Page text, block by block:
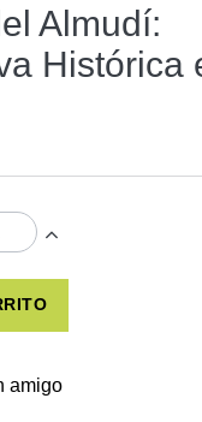
Almudí:
Histórica
amigo